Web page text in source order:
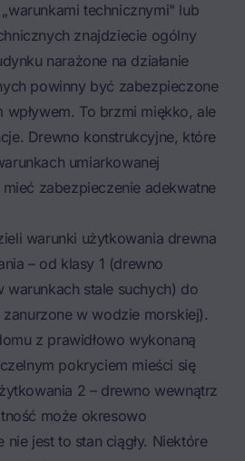
technicznymi" lub
znajdziecie ogólny
narażone na działanie
powinny być zabezpieczone
To brzmi miękko, ale
Drewno konstrukcyjne, które
umiarkowanej
zabezpieczenie adekwatne
warunki użytkowania drewna
– od klasy 1 (drewno
warunkach stale suchych) do
w wodzie morskiej).
z prawidłowo wykonaną
pokryciem mieści się
2 – drewno wewnątrz
może okresowo
jest to stan ciągły. Niektóre